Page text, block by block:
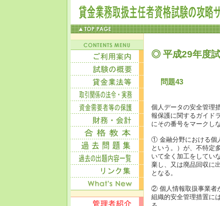
◎ 平成29年度
問題43
個人データの安全管理
報保護に関するガイド
にその番号をマークし
① 金融分野における個
という。）が、不特定
いて全く加工をしてい
棄し、又は廃品回収に
となる。
② 個人情報取扱事業者
組織的安全管理措置に